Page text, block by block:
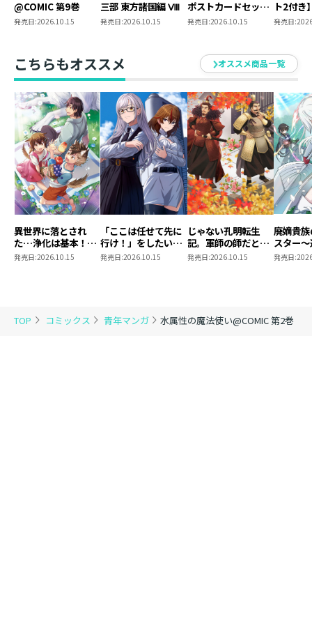
TOP コミックス 青年マンガ 水属性の魔法使い@COMIC 第2巻
@COMIC 第9巻
発売日:2026.10.15
三部 東方諸国編 Ⅷ
発売日:2026.10.15
ポストカードセット
2
発売日:2026.10.15
ト2付き
魔法使
発売日:
こちらもオススメ オススメ商品一覧
異世界に落とされ
た…浄化は基本！
@COMIC 第7巻
発売日:2026.10.15
「ここは任せて先に
行け！」をしたい死
にたがりの望まぬ宇
発売日:2026.10.15
じゃない孔明転生
記。軍師の師だとい
われましても
発売日:2026.10.15
廃嫡貴
スター
したが
発売日: